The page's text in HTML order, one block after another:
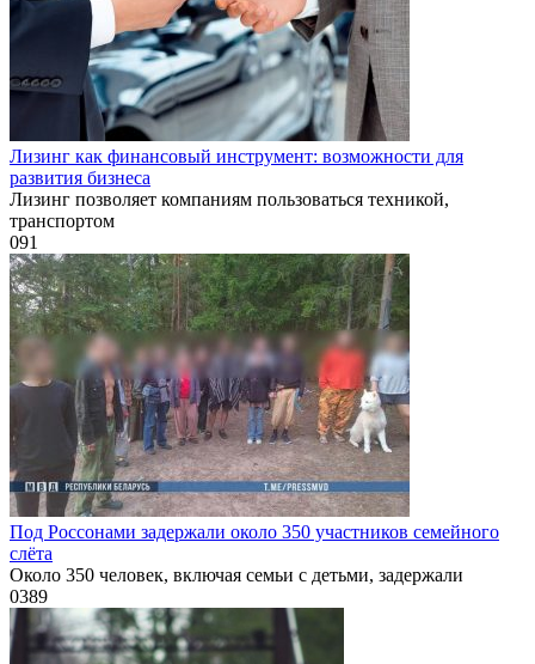
Лизинг как финансовый инструмент: возможности для
развития бизнеса
Лизинг позволяет компаниям пользоваться техникой,
транспортом
091
Под Россонами задержали около 350 участников семейного
слёта
Около 350 человек, включая семьи с детьми, задержали
0389